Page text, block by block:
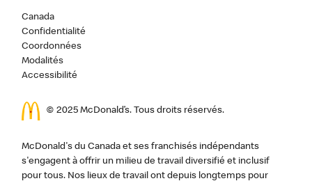
Canada
Confidentialité
Coordonnées
Modalités
Accessibilité
© 2025 McDonald’s. Tous droits réservés.
McDonald's du Canada et ses franchisés indépendants
s'engagent à offrir un milieu de travail diversifié et inclusif
pour tous. Nos lieux de travail ont depuis longtemps pour